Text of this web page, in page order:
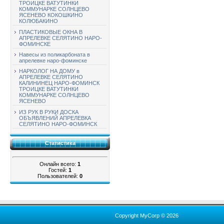
ТРОИЦКЕ ВАТУТИНКИ
КОММУНАРКЕ СОЛНЦЕВО
ЯСЕНЕВО КОКОШКИНО
КОЛЮБАКИНО
ПЛАСТИКОВЫЕ ОКНА В
АПРЕЛЕВКЕ СЕЛЯТИНО НАРО-
ФОМИНСКЕ
Навесы из поликарбоната в
апрелевке наро-фоминске
НАРКОЛОГ НА ДОМУ в
АПРЕЛЕВКЕ СЕЛЯТИНО
КАЛИНИНЕЦ НАРО-ФОМИНСК
ТРОИЦКЕ ВАТУТИНКИ
КОММУНАРКЕ СОЛНЦЕВО
ЯСЕНЕВО
ИЗ РУК В РУКИ ДОСКА
ОБЪЯВЛЕНИЙ АПРЕЛЕВКА
СЕЛЯТИНО НАРО-ФОМИНСК
Статистика
Онлайн всего: 1
Гостей: 1
Пользователей: 0
Copyright MyCorp © 2026